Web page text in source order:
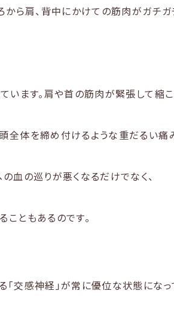
ら肩、背中にかけての筋肉がガチ
います。肩や首の筋肉が緊張して縮こ
体を締め付けるような重だるい痛
血の巡りが悪くなるだけでなく、
ともあるのです。
交感神経」が常に優位な状態になっ